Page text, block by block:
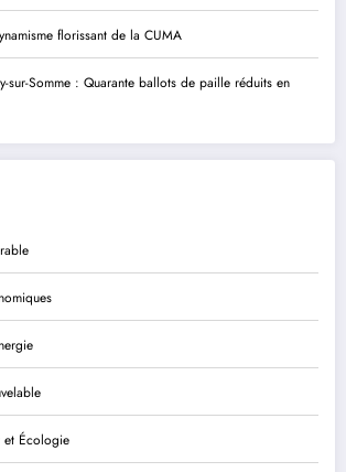
florissant de la CUMA
sur-Somme : Quarante ballots de paille réduits en
et Écologie